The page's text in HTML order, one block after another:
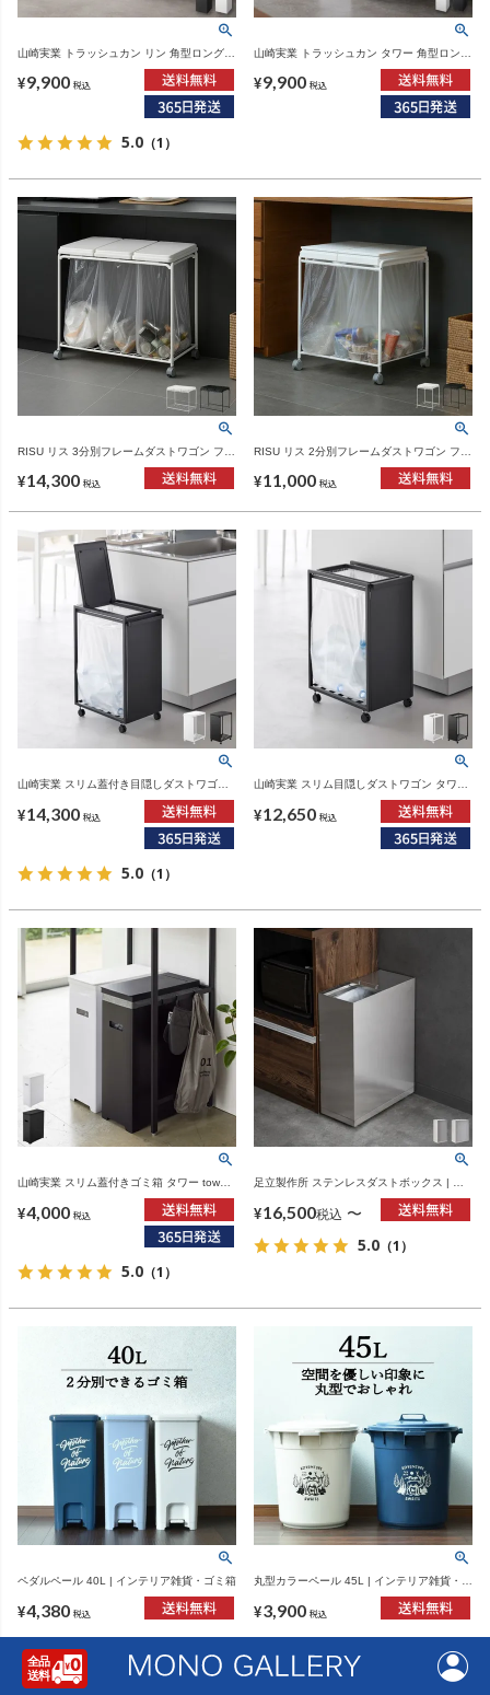
山崎実業 トラッシュカン リン 角型ロング
箱
¥9,900 税込
5.0 （1）
山崎実業 トラッシュカン タワー 角型ロング
ゴミ箱
¥9,900 税込
RISU リス 3分別フレームダストワゴン フタ
¥14,300 税込
RISU リス 2分別フレームダストワゴン フタ
¥11,000 税込
山崎実業 スリム蓋付き目隠しダストワゴン
タワー 45L tower | インテリア雑貨・タワー
シリーズ・ゴミ箱
¥14,300 税込
5.0 （1）
山崎実業 スリム目隠しダストワゴン タワー
45L tower | インテリア雑貨・タワーシリー
ズ・ゴミ箱
¥12,650 税込
山崎実業 スリム蓋付きゴミ箱 タワー tower |
¥4,000 税込
5.0 （1）
足立製作所 ステンレスダストボックス | イ
¥16,500税込 〜
5.0 （1）
ペダルペール 40L | インテリア雑貨・ゴミ箱
¥4,380 税込
丸型カラーペール 45L | インテリア雑貨・ゴ
¥3,900 税込